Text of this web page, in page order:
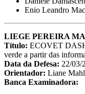
Enio Leandro
LIEGE PEREIRA
Título: ECOVET
verde a partir das
Data da Defesa: 22/03/
Orientador: Liane
Banca Examinadora: